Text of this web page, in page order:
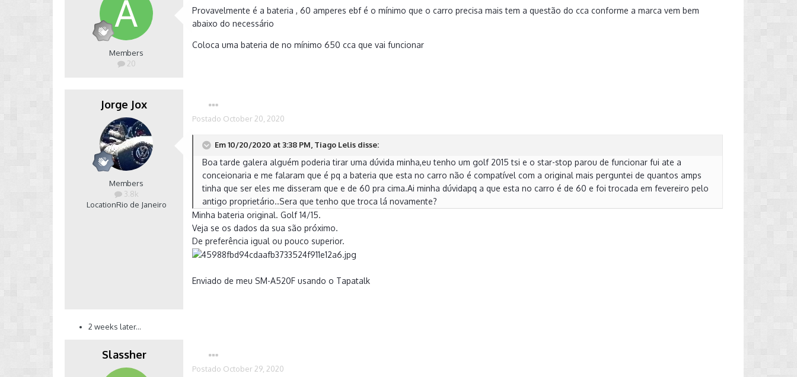
Members
20
Provavelmente é a bateria , 60 amperes ebf é o mínimo que o carro precisa mais tem a questão do cca conforme a marca vem bem
abaixo do necessário
Coloca uma bateria de no mínimo 650 cca que vai funcionar
Jorge Jox
Members
3.8k
LocationRio de Janeiro
Postado October 20, 2020
Em 10/20/2020 at 3:38 PM, Tiago Lelis disse:
Boa tarde galera alguém poderia tirar uma dúvida minha,eu tenho um golf 2015 tsi e o star-stop parou de funcionar fui ate a
conceionaria e me falaram que é pq a bateria que esta no carro não é compatível com a original mais perguntei de quantos amps
tinha que ser eles me disseram que e de 60 pra cima.Ai minha dúvidapq a que esta no carro é de 60 e foi trocada em fevereiro pelo
antigo proprietário..Sera que tenho que troca lá novamente?
Minha bateria original. Golf 14/15.
Veja se os dados da sua são próximo.
De preferência igual ou pouco superior.
Enviado de meu SM-A520F usando o Tapatalk
2 weeks later...
Slassher
Postado October 29, 2020